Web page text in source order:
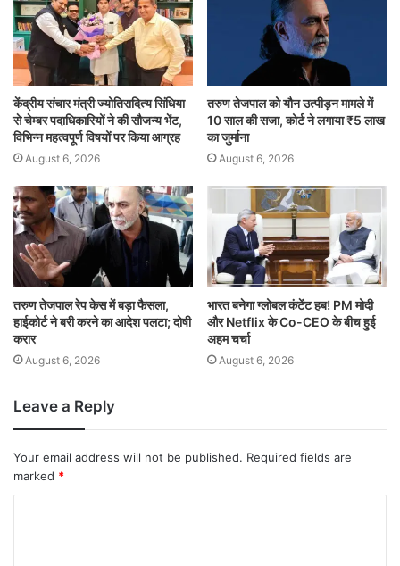
केंद्रीय संचार मंत्री ज्योतिरादित्य सिंधिया
से चेम्बर पदाधिकारियों ने की सौजन्य भेंट,
विभिन्न महत्वपूर्ण विषयों पर किया आग्रह
August 6, 2026
तरुण तेजपाल को यौन उत्पीड़न मामले में
10 साल की सजा, कोर्ट ने लगाया ₹5 लाख
का जुर्माना
August 6, 2026
तरुण तेजपाल रेप केस में बड़ा फैसला,
हाईकोर्ट ने बरी करने का आदेश पलटा; दोषी
करार
August 6, 2026
भारत बनेगा ग्लोबल कंटेंट हब! PM मोदी
और Netflix के Co-CEO के बीच हुई
अहम चर्चा
August 6, 2026
Leave a Reply
Your email address will not be published. Required fields are
marked *